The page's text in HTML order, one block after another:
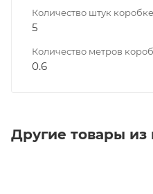
Количество штук коробке
5
Количество метров
0.6
Другие товары из